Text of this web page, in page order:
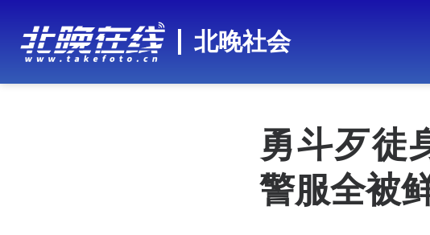
北晚社会
勇斗歹徒
警服全被